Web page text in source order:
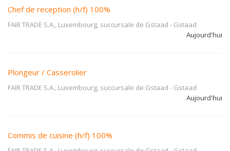
Chef de reception (h/f) 100%
FAIR TRADE S.A., Luxembourg, succursale de Gstaad - Gstaad
Aujourd'hui
Plongeur / Casserolier
FAIR TRADE S.A., Luxembourg, succursale de Gstaad - Gstaad
Aujourd'hui
Commis de cuisine (h/f) 100%